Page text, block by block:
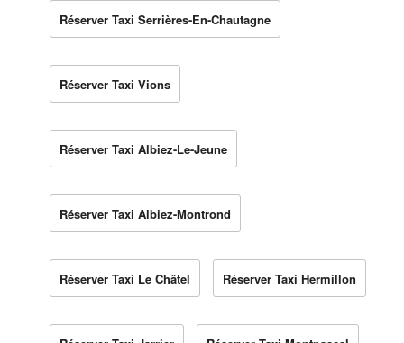
Réserver Taxi Serrières-En-Chautagne
Réserver Taxi Vions
Réserver Taxi Albiez-Le-Jeune
Réserver Taxi Albiez-Montrond
Réserver Taxi Le Châtel Réserver Taxi Hermillon